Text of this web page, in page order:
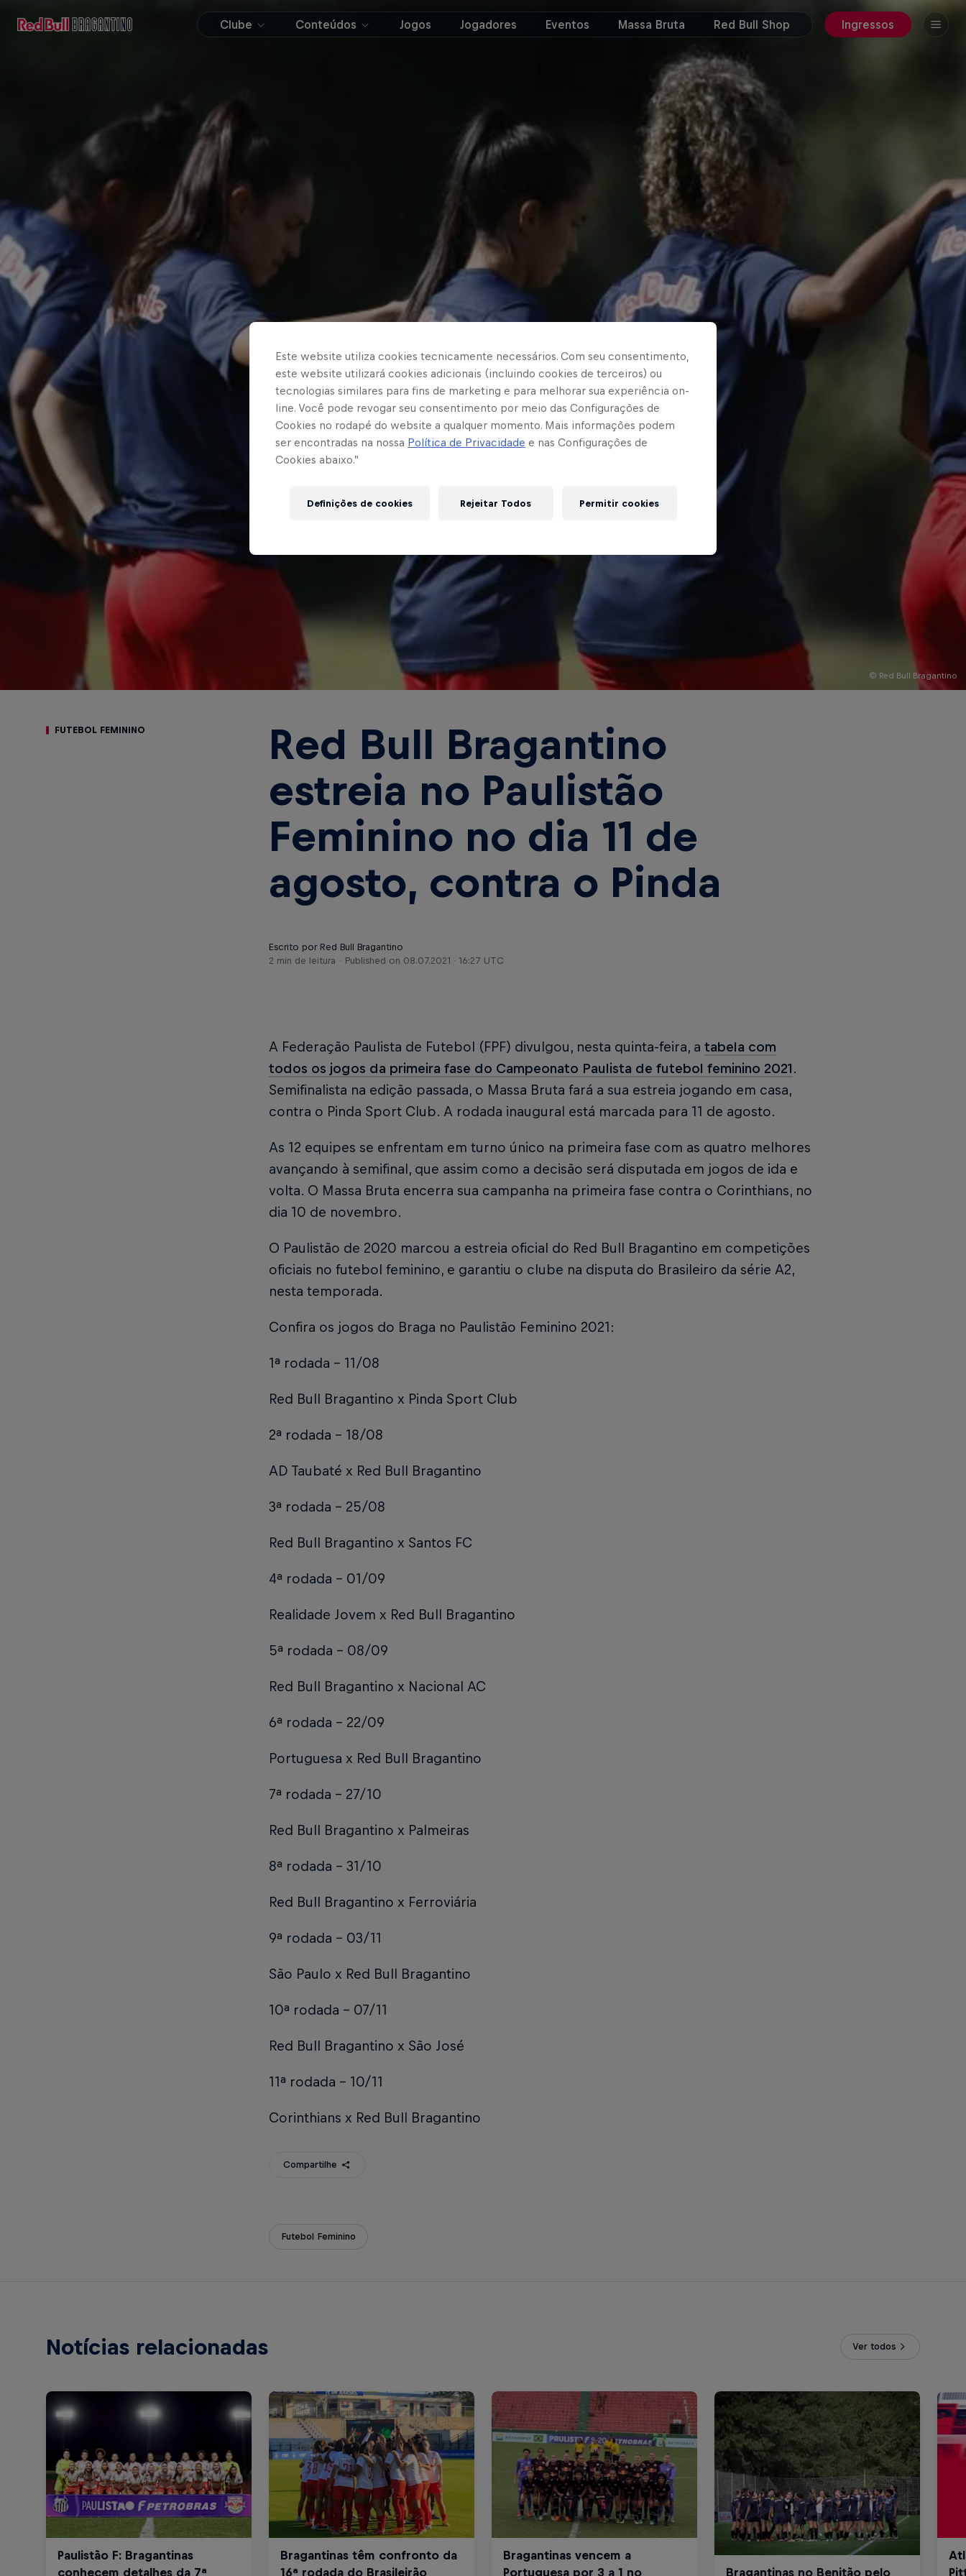
Clube Conteúdos Jogos Jogadores Eventos Massa Bruta Red Bull Shop Ingressos
© Red Bull Bragantino
FUTEBOL FEMININO
Red Bull Bragantino
estreia no Paulistão
Feminino no dia 11 de
agosto, contra o Pinda
Escrito por Red Bull Bragantino
2 min de leitura
Published on 08.07.2021 · 16:27 UTC
A Federação Paulista de Futebol (FPF) divulgou, nesta quinta-feira, a tabela com
todos os jogos da primeira fase do Campeonato Paulista de futebol feminino 2021.
Semifinalista na edição passada, o Massa Bruta fará a sua estreia jogando em casa,
contra o Pinda Sport Club. A rodada inaugural está marcada para 11 de agosto.
As 12 equipes se enfrentam em turno único na primeira fase com as quatro melhores
avançando à semifinal, que assim como a decisão será disputada em jogos de ida e
volta. O Massa Bruta encerra sua campanha na primeira fase contra o Corinthians, no
dia 10 de novembro.
O Paulistão de 2020 marcou a estreia oficial do Red Bull Bragantino em competições
oficiais no futebol feminino, e garantiu o clube na disputa do Brasileiro da série A2,
nesta temporada.
Confira os jogos do Braga no Paulistão Feminino 2021:
1ª rodada – 11/08
Red Bull Bragantino x Pinda Sport Club
2ª rodada – 18/08
AD Taubaté x Red Bull Bragantino
3ª rodada – 25/08
Red Bull Bragantino x Santos FC
4ª rodada – 01/09
Realidade Jovem x Red Bull Bragantino
5ª rodada – 08/09
Red Bull Bragantino x Nacional AC
6ª rodada – 22/09
Portuguesa x Red Bull Bragantino
7ª rodada – 27/10
Red Bull Bragantino x Palmeiras
8ª rodada – 31/10
Red Bull Bragantino x Ferroviária
9ª rodada – 03/11
São Paulo x Red Bull Bragantino
10ª rodada – 07/11
Red Bull Bragantino x São José
11ª rodada – 10/11
Corinthians x Red Bull Bragantino
Compartilhe
Futebol Feminino
Notícias relacionadas Ver todos
Este website utiliza cookies tecnicamente necessários. Com seu consentimento,
este website utilizará cookies adicionais (incluindo cookies de terceiros) ou
tecnologias similares para fins de marketing e para melhorar sua experiência on-
line. Você pode revogar seu consentimento por meio das Configurações de
Cookies no rodapé do website a qualquer momento. Mais informações podem
ser encontradas na nossa Política de Privacidade e nas Configurações de
Cookies abaixo.”
Definições de cookies Rejeitar Todos Permitir cookies